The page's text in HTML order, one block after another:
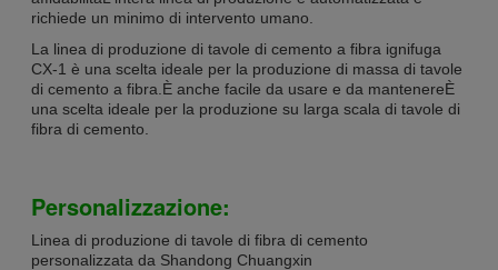
richiede un minimo di intervento umano.
La linea di produzione di tavole di cemento a fibra ignifuga
CX-1 è una scelta ideale per la produzione di massa di tavole
di cemento a fibra.È anche facile da usare e da mantenereÈ
una scelta ideale per la produzione su larga scala di tavole di
fibra di cemento.
Personalizzazione:
Linea di produzione di tavole di fibra di cemento
personalizzata da Shandong Chuangxin